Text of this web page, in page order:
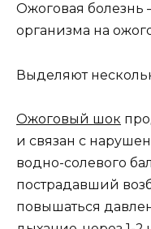
Ожоговая болезнь
организма на
Выделяют
Ожоговый шок
и связан с
водно-солевого
пострадавший
повышаться